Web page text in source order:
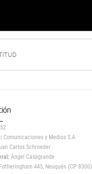
Comunicaciones y Medios S.A
Carlos Schroeder
Ángel Casagrande
445, Neuquén (CP 8300)